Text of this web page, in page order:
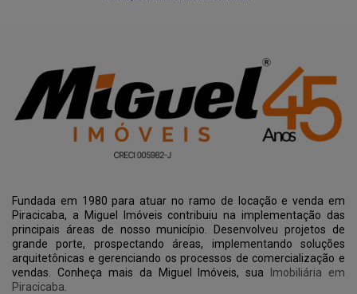
Fundada em 1980 para atuar no ramo de locação e venda em
Piracicaba, a Miguel Imóveis contribuiu na implementação das
principais áreas de nosso município. Desenvolveu projetos de
grande porte, prospectando áreas, implementando soluções
arquitetônicas e gerenciando os processos de comercialização e
vendas. Conheça mais da Miguel Imóveis, sua
Imobiliária em
Piracicaba